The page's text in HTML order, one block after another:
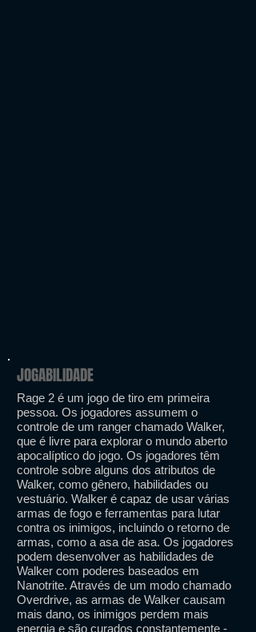
JOGABILIDADE
Rage 2 é um jogo de tiro em primeira
pessoa. Os jogadores assumem o
controle de um ranger chamado Walker,
que é livre para explorar o mundo aberto
apocalíptico do jogo. Os jogadores têm
controle sobre alguns dos atributos de
Walker, como gênero, habilidades ou
vestuário. Walker é capaz de usar várias
armas de fogo e ferramentas para lutar
contra os inimigos, incluindo o retorno de
armas, como a asa de asa. Os jogadores
podem desenvolver as habilidades de
Walker com poderes baseados em
Nanotrite. Através de um modo chamado
Overdrive, as armas de Walker causam
mais dano, os inimigos perdem mais
energia e são curados constantemente -